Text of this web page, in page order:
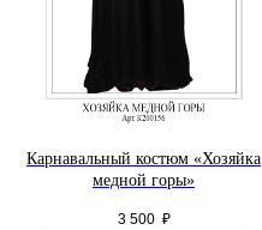
Карнавальный костюм «Хозяйка
медной горы»
3 500 ₽